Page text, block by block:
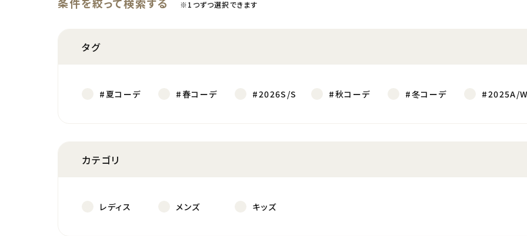
※1つずつ選択できます
タグ
#夏コーデ #春コーデ #2026S/S #秋コーデ #冬コーデ #2025A/
カテゴリ
レディス メンズ キッズ